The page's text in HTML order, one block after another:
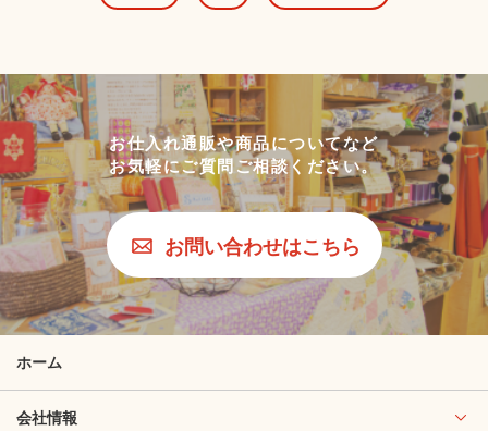
お仕入れ通販や商品についてなど
お気軽にご質問ご相談ください。
お問い合わせはこちら
ホーム
会社情報